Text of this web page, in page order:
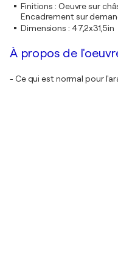
Finitions : Oeuvre sur
Encadrement sur
Dimensions : 47,2x31,5in
À propos de
- Ce qui est normal pour